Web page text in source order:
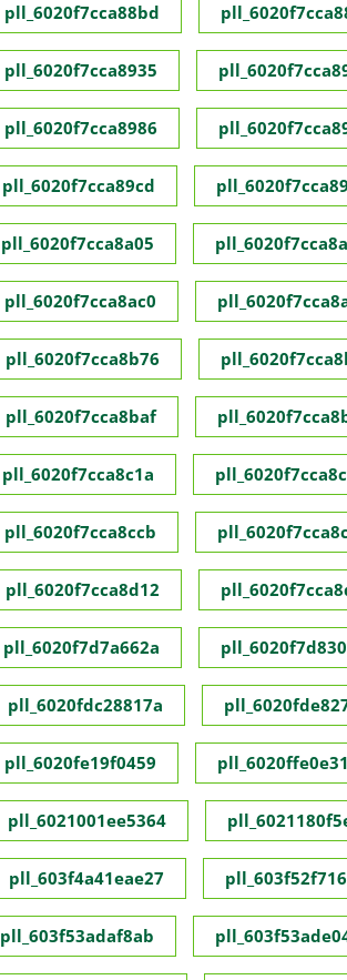
pll_6020f7cca88bd
pll_6020f7cca8935
pll_6020f7cca8986
pll_6020f7cca89cd
pll_6020f7cca8a05
pll_6020f7cca8ac0
pll_6020f7cca8b76
pll_6020f7cca8baf
pll_6020f7cca8c1a
pll_6020f7cca8ccb
pll_6020f7cca8d12
pll_6020f7d7a662a
pll_6020fdc28817a
pll_6020fe19f0459
pll_6021001ee5364
pll_603f4a41eae27
pll_603f53adaf8ab